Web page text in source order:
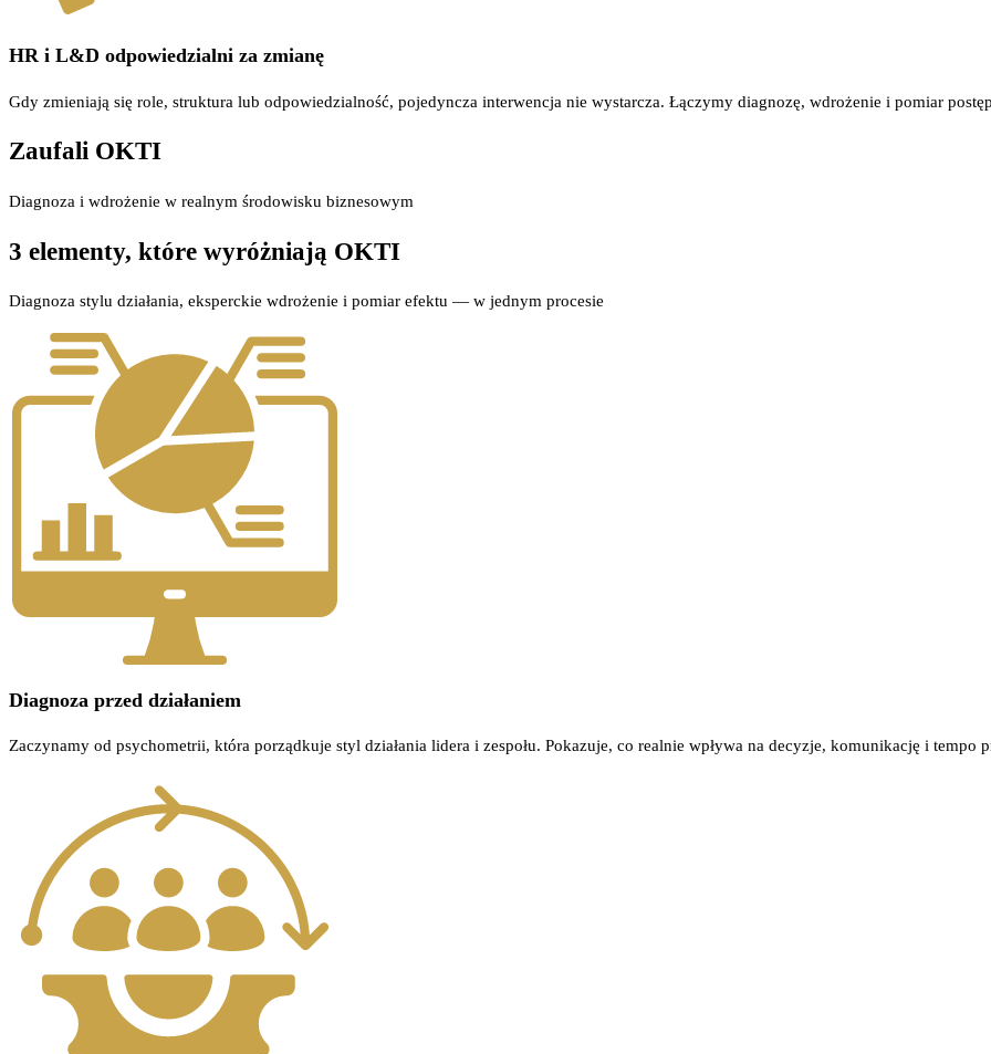
HR i L&D odpowiedzialni za zmianę
Gdy zmieniają się role, struktura lub odpowiedzialność, pojedyncza interwencja nie wystarcza. Łączymy diagnozę, wdrożenie i pomiar
Zaufali OKTI
Diagnoza i wdrożenie w realnym środowisku biznesowym
3 elementy, które wyróżniają OKTI
Diagnoza stylu działania, eksperckie wdrożenie i pomiar efektu — w jednym procesie
Diagnoza przed działaniem
Zaczynamy od psychometrii, która porządkuje styl działania lidera i zespołu. Pokazuje, co realnie wpływa na decyzje, komunikację i tempo